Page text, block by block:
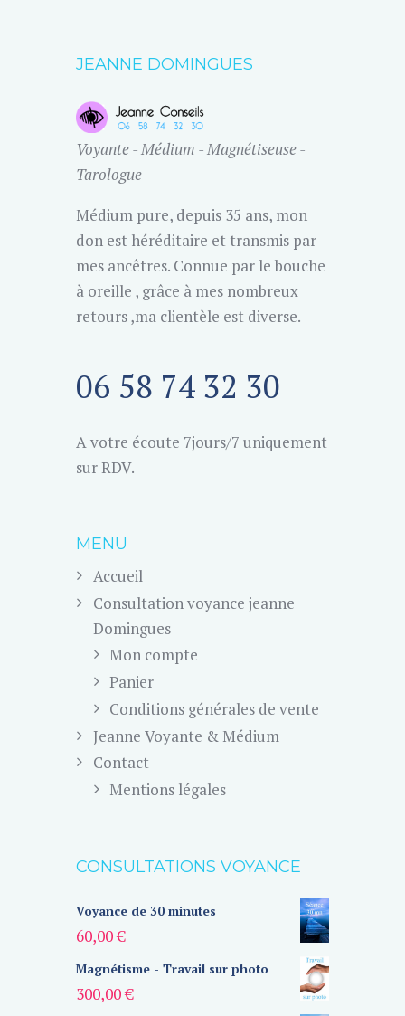
JEANNE DOMINGUES
Voyante - Médium - Magnétiseuse -
Tarologue
Médium pure, depuis 35 ans, mon
don est héréditaire et transmis par
mes ancêtres. Connue par le bouche
à oreille , grâce à mes nombreux
retours ,ma clientèle est diverse.
06 58 74 32 30
A votre écoute 7jours/7 uniquement
sur RDV.
MENU
Accueil
Consultation voyance jeanne
Domingues
Mon compte
Panier
Conditions générales de vente
Jeanne Voyante & Médium
Contact
Mentions légales
CONSULTATIONS VOYANCE
Voyance de 30 minutes
60,00€
Magnétisme - Travail sur photo
300,00€